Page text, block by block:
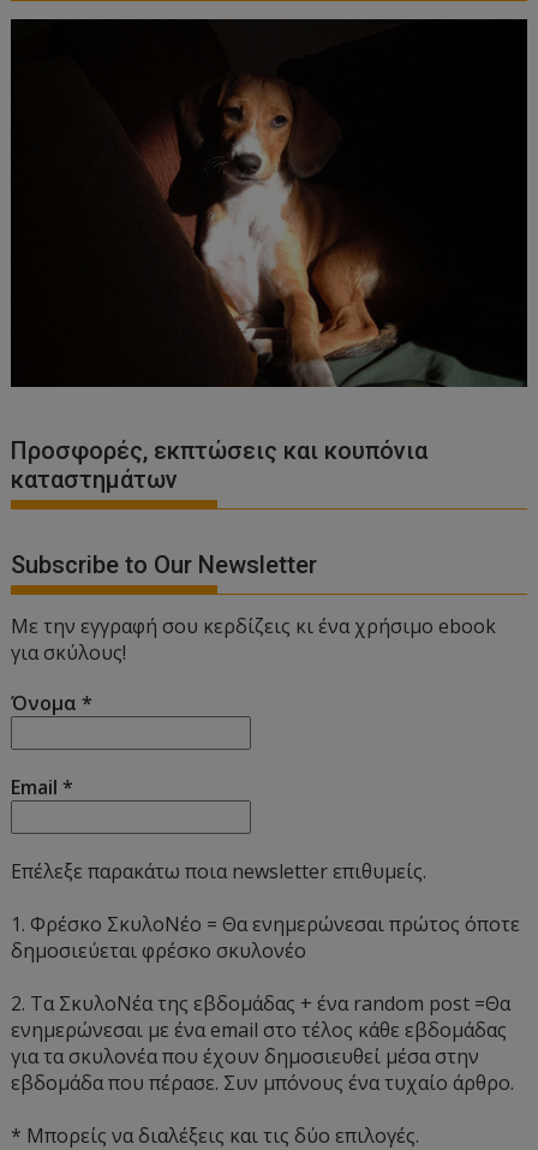
Προσφορές, εκπτώσεις και κουπόνια
καταστημάτων
Subscribe to Our Newsletter
Με την εγγραφή σου κερδίζεις κι ένα χρήσιμο ebook
για σκύλους!
Όνομα*
Email*
Επέλεξε παρακάτω ποια newsletter επιθυμείς.
1. Φρέσκο ΣκυλοΝέο = Θα ενημερώνεσαι πρώτος όποτε
δημοσιεύεται φρέσκο σκυλονέο
2. Τα ΣκυλοΝέα της εβδομάδας + ένα random post =Θα
ενημερώνεσαι με ένα email στο τέλος κάθε εβδομάδας
για τα σκυλονέα που έχουν δημοσιευθεί μέσα στην
εβδομάδα που πέρασε. Συν μπόνους ένα τυχαίο άρθρο.
* Μπορείς να διαλέξεις και τις δύο επιλογές.